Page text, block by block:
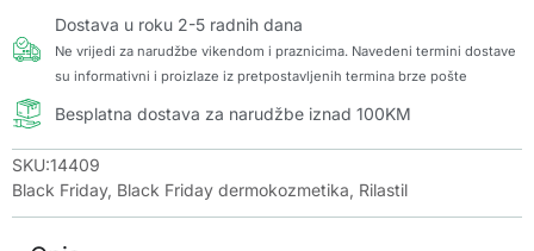
Dostava u roku 2-5 radnih dana
Ne vrijedi za narudžbe vikendom i praznicima. Navedeni termini dostave
su informativni i proizlaze iz pretpostavljenih termina brze pošte
Besplatna dostava za narudžbe iznad 100KM
SKU:14409
Black Friday, Black Friday dermokozmetika, Rilastil